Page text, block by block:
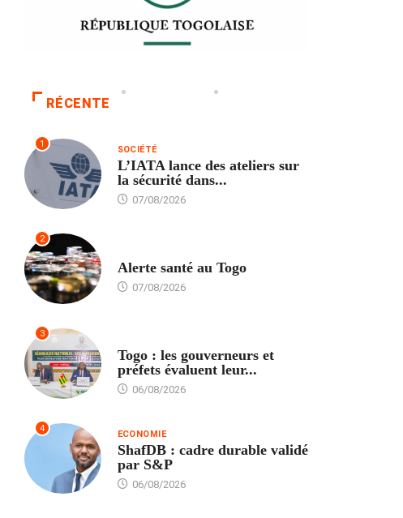
RÉCENTE
1 SOCIÉTÉ
L’IATA lance des ateliers sur
la sécurité dans...
07/08/2026
2
Alerte santé au Togo
07/08/2026
3
Togo : les gouverneurs et
préfets évaluent leur...
06/08/2026
4 ECONOMIE
ShafDB : cadre durable validé
par S&P
06/08/2026